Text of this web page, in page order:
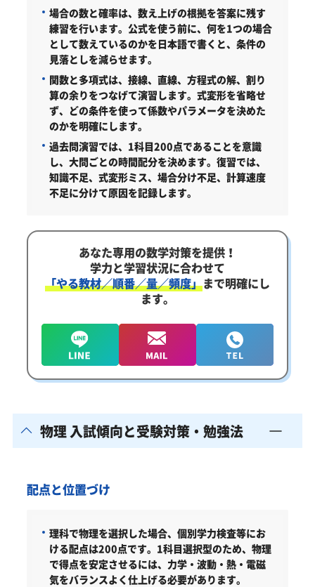
場合の数と確率は、数え上げの根拠を答案に残す
練習を行います。公式を使う前に、何を1つの場合
として数えているのかを日本語で書くと、条件の
見落としを減らせます。
関数と多項式は、接線、直線、方程式の解、割り
算の余りをつなげて演習します。式変形を省略せ
ず、どの条件を使って係数やパラメータを決めた
のかを明確にします。
過去問演習では、1科目200点であることを意識
し、大問ごとの時間配分を決めます。復習では、
知識不足、式変形ミス、場合分け不足、計算速度
不足に分けて原因を記録します。
あなた専用の数学対策を提供！
学力と学習状況に合わせて
「やる教材／順番／量／頻度」まで明確にし
ます。
物理 入試傾向と受験対策・勉強法
配点と位置づけ
理科で物理を選択した場合、個別学力検査等にお
ける配点は200点です。1科目選択型のため、物理
で得点を安定させるには、力学・波動・熱・電磁
気をバランスよく仕上げる必要があります。